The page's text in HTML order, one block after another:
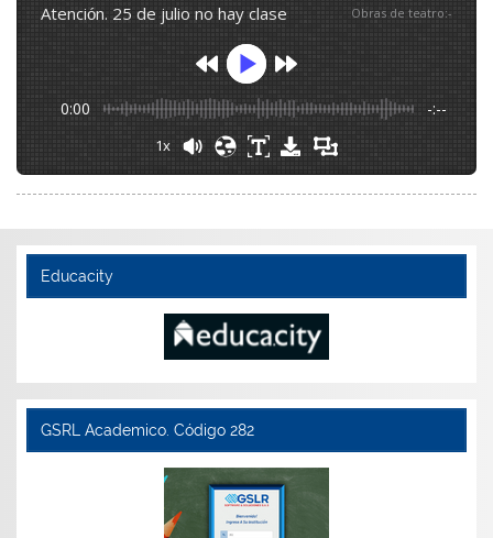
atención. 25 de julio no hay clase Obras de teatro:-
0:00 -:--
1x
Educacity
GSRL Academico. Código 282